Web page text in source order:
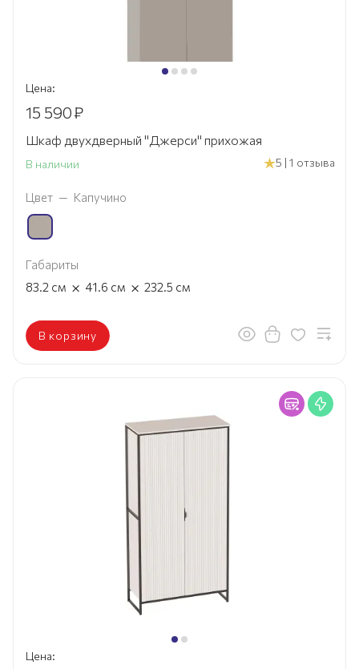
Цена:
15 590₽
Шкаф двухдверный "Джерси" прихожая
В наличии 5 | 1 отзыва
Цвет — Капучино
Габариты
83.2 см × 41.6 см × 232.5 см
В корзину
Цена: